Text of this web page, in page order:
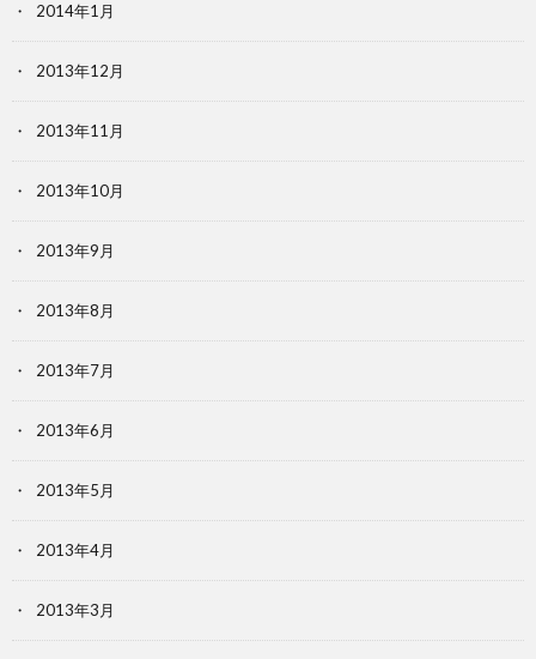
2014年1月
2013年12月
2013年11月
2013年10月
2013年9月
2013年8月
2013年7月
2013年6月
2013年5月
2013年4月
2013年3月